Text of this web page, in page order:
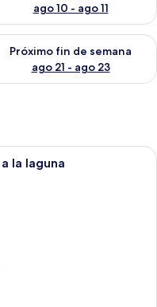
ago 10 - ago 11
de semana ago 14 -
Próximo fin de semana
ago 21 - ago 23
la disponibilidad
de seguridad en la habitación,
la laguna